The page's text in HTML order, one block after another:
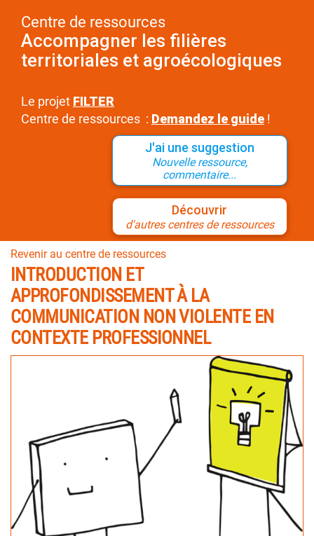
Centre de ressources
Accompagner les filières
territoriales et agroécologiques
Le projet FILTER
Centre de ressources : Demandez le guide !
J'ai une suggestion
Nouvelle ressource,
commentaire...
Découvrir
d'autres centres de ressources
Revenir au centre de ressources
INTRODUCTION ET
APPROFONDISSEMENT À LA
COMMUNICATION NON VIOLENTE EN
CONTEXTE PROFESSIONNEL